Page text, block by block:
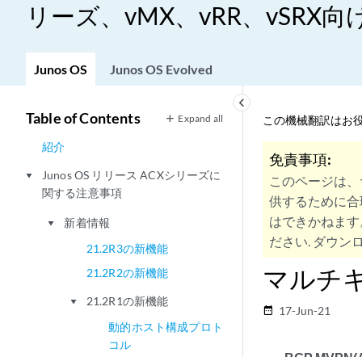
リーズ、vMX、vRR、vSRX向
Junos OS Junos OS Evolved
keyboard_arrow_left
Table of Contents Expand all
紹介
play_arrow
Junos OS リリース ACXシリーズに
関する注意事項
play_arrow
新着情報
21.2R3の新機能
21.2R2の新機能
play_arrow
21.2R1の新機能
動的ホスト構成プロト
コル
この機械翻訳はお
免責事項:
このページは
供するために
はできかねま
ださい. ダウン
マルチ
date_range 17-Jun-21